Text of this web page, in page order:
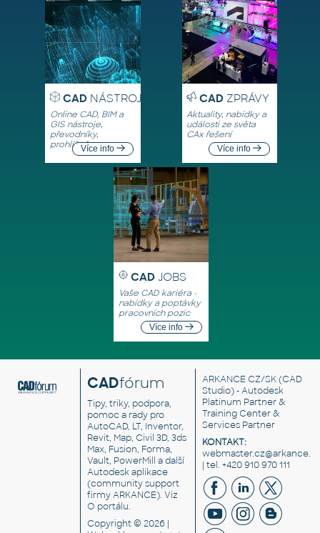
CADNÁSTROJE
Online CAD, BIM a
GIS nástroje,
převodníky,
prohlížečeVíce info
CADZPRÁVY
Aktuality, nabídky a
události ze světa
CAx řešení
Více info
CAD JOBS
Vaše CAD kariéra -
nabídky a poptávky
pracovních pozic
Více info
CADfórum
Tipy, triky, podpora,
pomoc a rady pro
AutoCAD, LT, Inventor,
Revit, Map, Civil 3D, 3ds
Max, Fusion, Forma,
Vault, PowerMill a další
Autodesk aplikace
(community support
firmy ARKANCE). Viz
O portálu.
Copyright © 2026 |
ARKANCE CZ/SK(CAD
Studio) - Autodesk
Platinum Partner &
Training Center &
Services Partner
KONTAKT:
| tel. +420 910 970 111